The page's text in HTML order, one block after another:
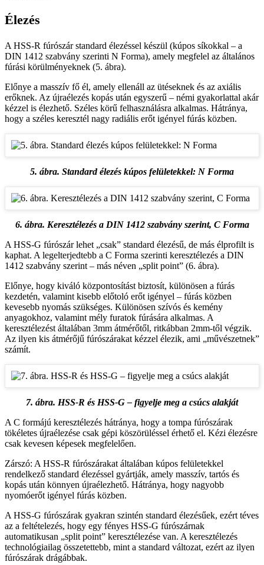
Élezés
A HSS-R fúrószár standard élezéssel készül (kúpos síkokkal – a
DIN 1412 szabvány szerinti N Forma), amely megfelel az általános
fúrási körülményeknek (5. ábra).
Előnye a masszív fő él, amely ellenáll az ütéseknek és az axiális
erőknek. Az újraélezés kopás után egyszerű – némi gyakorlattal akár
kézzel is élezhető. Széles körű felhasználásra alkalmas. Hátránya,
hogy a széles keresztél nagy radiális erőt igényel fúrás közben.
5. ábra. Standard élezés kúpos felületekkel: N Forma
6. ábra. Keresztélezés a DIN 1412 szabvány szerint, C Forma
A HSS-G fúrószár lehet „csak” standard élezésű, de más élprofilt is
kaphat. A legelterjedtebb a C Forma szerinti keresztélezés a DIN
1412 szabvány szerint – más néven „split point” (6. ábra).
Előnye, hogy kiváló központosítást biztosít, különösen a fúrás
kezdetén, valamint kisebb előtoló erőt igényel – fúrás közben
kevesebb nyomás szükséges. Különösen szívós és kemény
anyagokhoz, valamint mély furatok fúrására alkalmas. A
keresztélezést általában 3mm átmérőtől, ritkábban 2mm-től végzik.
Az ilyen kis átmérőjű fúrószárakat kézzel élezik, ami „művészetnek”
számít.
7. ábra. HSS-R és HSS-G – figyelje meg a csúcs alakját
A C formájú keresztélezés hátránya, hogy a tompa fúrószárak
tökéletes újraélezése csak gépi köszörüléssel érhető el. Kézi élezésre
csak kevesen képesek megfelelően.
Zárszó: A HSS-R fúrószárakat általában kúpos felületekkel
rendelkező standard élezéssel gyártják, amely masszív, tartós és
kopás után könnyen újraélezhető. Hátránya, hogy nagyobb
nyomóerőt igényel fúrás közben.
A HSS-G fúrószárak gyakran szintén standard élezésűek, ezért téves
az a feltételezés, hogy egy fényes HSS-G fúrószárnak
automatikusan „split point” keresztélezése van. A keresztélezés
technológiailag összetettebb, mint a standard változat, ezért az ilyen
fúrószárak drágábbak.